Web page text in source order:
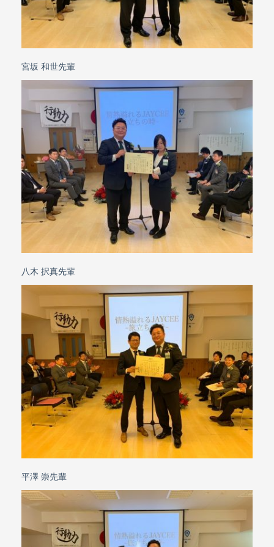
宮坂 和世先輩
八木 択真先輩
平澤 崇先輩